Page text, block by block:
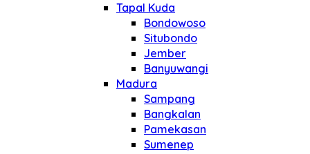
Tapal Kuda
Bondowoso
Situbondo
Jember
Banyuwangi
Madura
Sampang
Bangkalan
Pamekasan
Sumenep